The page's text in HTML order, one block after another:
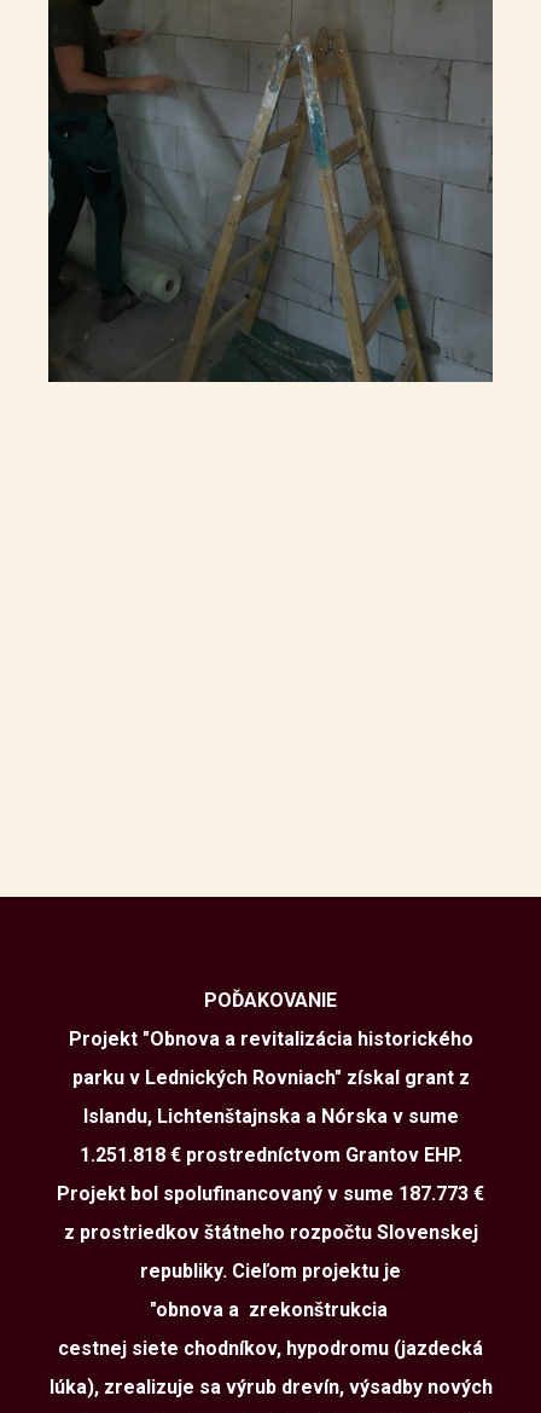
POĎAKOVANIE
Projekt "Obnova a revitalizácia historického
parku v Lednických Rovniach" získal grant z
Islandu, Lichtenštajnska a Nórska v sume
1.251.818 € prostredníctvom Grantov EHP.
Projekt bol spolufinancovaný v sume 187.773 €
z prostriedkov štátneho rozpočtu Slovenskej
republiky. Cieľom projektu je
"obnova a zrekonštrukcia
cestnej siete chodníkov, hypodromu (jazdecká
lúka), zrealizuje sa výrub drevín, výsadby nových